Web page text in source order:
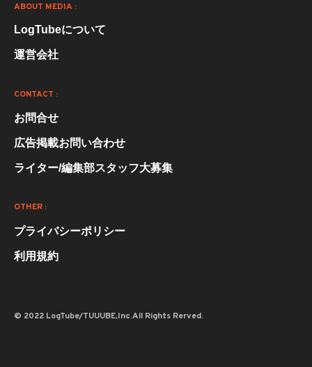
ABOUT MEDIA :
LogTubeについて
運営会社
CONTACT :
お問合せ
広告掲載お問い合わせ
ライター/編集部スタッフ大募集
OTHER :
プライバシーポリシー
利用規約
© 2022 LogTube/TUUUBE,Inc.All Rights Rerved.